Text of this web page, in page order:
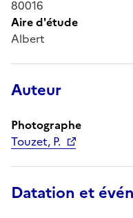
80016
Aire d'étude
Albert
Auteur
Photographe
Touzet, P.
Datation et